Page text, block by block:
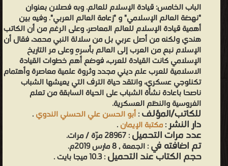
الباب الخامس: قيادة الإسلام للعالم. وبه فصلان بعنوان
"نهضة العالم الإسلامي" و "زعامة العالم العربي". وفيه بين
أهمية قيادة الإسلام للعالم المعاصر، وعلى الرغم من أن الكاتب
هندي ولكنه من أصل عربي بل من سلالة النبي محمد، فقال أن
الإسلام نبع من العرب إلى العالم بأسرهِ وعلى مر التاريخ
الإسلامي كانت القيادة للعرب، فوضع أهم خطوات القيادة
الاسلامية للعرب علم ديني مجدد وثروة علمية معاصرة وأهتمام
تكنلوجي عسكري، وانتقد حياة الترف التي يعيشها الشباب
ناصحا باعادة نشأة الشباب على الحياة السابقة من تعلم
الفروسية والنظم العسكرية.
للكاتب/المؤلف:أبو الحسن علي الحسني الندوي.
دار النشر:مكتبة الإيمان.
عدد مرات التحميل: 28967 مرّة / مرات.
تم اضافته في: الجمعة , 8 مارس 2019م.
حجم الكتاب عند التحميل: 10.3 ميجا بايت .